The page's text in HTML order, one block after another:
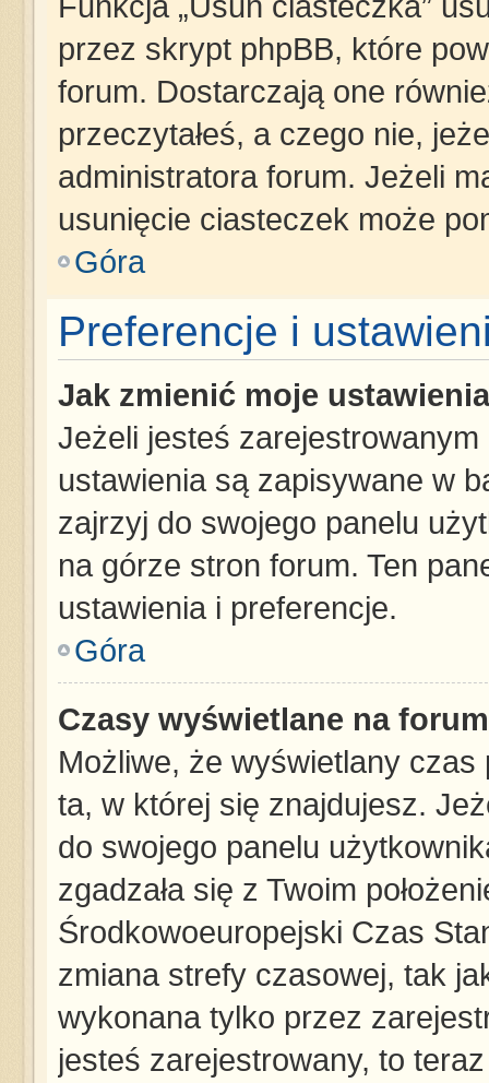
przez skrypt phpBB, które
forum. Dostarczają one
przeczytałeś, a czego nie,
administratora forum. Jeżeli
usunięcie ciasteczek może
Góra
Preferencje i
Jak zmienić moje
Jeżeli jesteś
ustawienia są zapisywane w
zajrzyj do swojego panelu
na górze stron forum. Ten
ustawienia i preferencje.
Góra
Czasy wyświetlane na
Możliwe, że wyświetlany
ta, w której się znajdujesz.
do swojego panelu
zgadzała się z Twoim
Środkowoeuropejski Czas
zmiana strefy czasowej, tak
wykonana tylko przez
jesteś zarejestrowany, to